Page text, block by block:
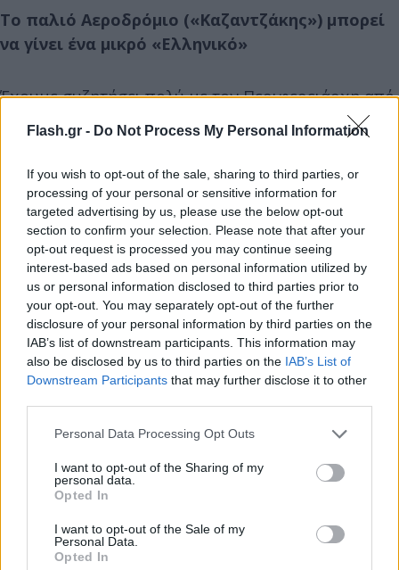
Flash.gr - Do Not Process My Personal Information
If you wish to opt-out of the sale, sharing to third parties, or
processing of your personal or sensitive information for
targeted advertising by us, please use the below opt-out
section to confirm your selection. Please note that after your
opt-out request is processed you may continue seeing
interest-based ads based on personal information utilized by
us or personal information disclosed to third parties prior to
your opt-out. You may separately opt-out of the further
disclosure of your personal information by third parties on the
IAB’s list of downstream participants. This information may
also be disclosed by us to third parties on the IAB’s List of
Downstream Participants that may further disclose it to other
Please note that this website/app uses one or more Google
not limited to your visit or usage behaviour. You may click to
grant or deny consent to Google and its third-party tags to
use your data for below specified purposes in below Google
consent section.
Personal Data Processing Opt Outs
I want to opt-out of the Sharing of my
personal data.
Opted In
I want to opt-out of the Sale of my
Personal Data.
Opted In
Το παλιό Αεροδρόμιο («Καζαντζάκης») μπορεί
να γίνει ένα μικρό «Ελληνικό»
Έχουμε συζητήσει πολύ με τον Περιφερειάρχη από
παλιά το τι θα γίνει με το παλιό αεροδρόμιο, το
«Καζαντζάκης» στην περιοχή της Αλικαρνασσού
που είναι 2.000 στρέμματα και πραγματικά μπορεί
να είναι ένα νέο μικρό «Ελληνικό». Έχουν ήδη γίνει
οι πρώτες μελέτες από το ΤΑΙΠΕΔ. Τώρα θα γίνει
και ο πολεοδομικός σχεδιασμός, το επιχειρηματικό
σχέδιο. Όλα αυτά, λοιπόν, αν τα αθροίσει κανείς,
και πιστεύω πάρα πολύ, ειδικά σε αυτό το
τελευταίο σχέδιο, αν τα αθροίσει κανείς,
δημιουργούν μια πληρέστερη πρόταση τουριστική
για το νησί. Και εγώ θα ήθελα και ευρύτερα για τη
χώρα μας, μιας και η Κρήτη είναι ένα τόσο μεγάλο
κομμάτι του αποτυπώματός της.
Τα κεφάλαια που θα διατεθούν θα είναι περίπου
4,5 δις. Με το Ταμείο Ανάκαμψης και με τις
όπως οι φοιτητικές Εστίες στην Κρήτη. Ηράκλειο,
Ρέθυμνο που θα απελευθερώσουν την αναπτυξιακή